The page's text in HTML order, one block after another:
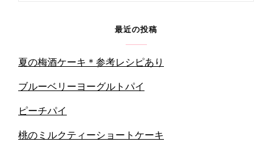
最近の投稿
夏の梅酒ケーキ＊参考レシピあり
ブルーベリーヨーグルトパイ
ピーチパイ
桃のミルクティーショートケーキ